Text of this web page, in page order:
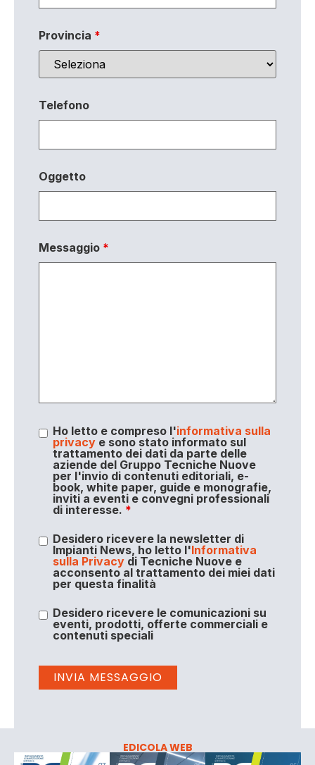
Provincia *
Telefono
Oggetto
Messaggio *
Ho letto e compreso l'informativa sulla
privacye sono stato informato sul
trattamento dei dati da parte delle
aziende del Gruppo Tecniche Nuove
per l'invio di contenuti editoriali, e-
book, white paper, guide e monografie,
inviti a eventi e convegni professionali
di interesse. *
Desidero ricevere la newsletter di
Impianti News, ho letto l'Informativa
sulla Privacydi Tecniche Nuove e
acconsento al trattamento dei miei dati
per questa finalità
Desidero ricevere le comunicazioni su
eventi, prodotti, offerte commerciali e
contenuti speciali
EDICOLA WEB